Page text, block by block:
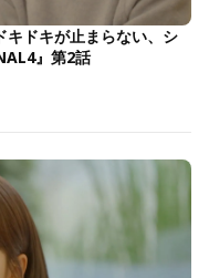
ドキが止まらない、シ
』第2話